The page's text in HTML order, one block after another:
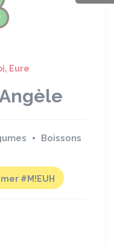
Eure
Boissons
#M!EUH